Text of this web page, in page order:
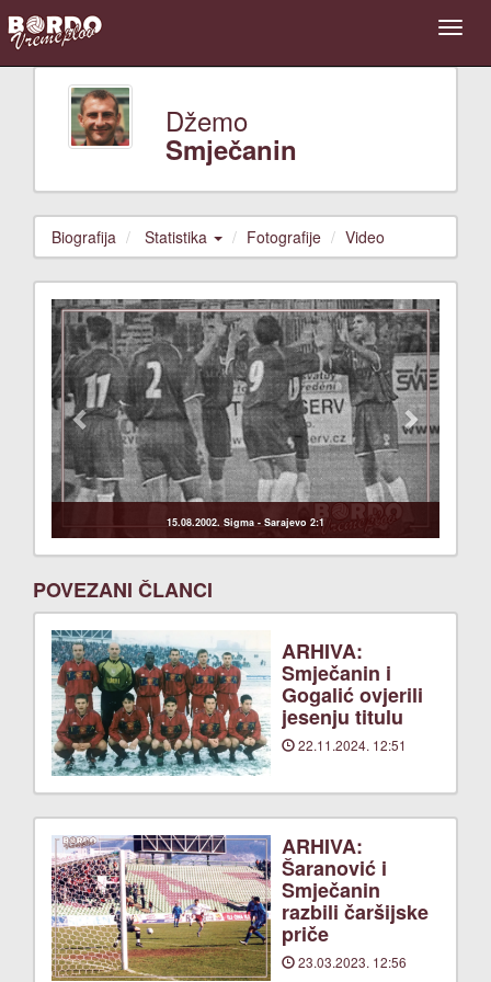
Džemo
Smječanin
Biografija Statistika Fotografije Video
15.08.2002. Sigma - Sarajevo 2:1
Previous Next
POVEZANI ČLANCI
ARHIVA:
Smječanin i
Gogalić ovjerili
jesenju titulu
22.11.2024. 12:51
ARHIVA:
Šaranović i
Smječanin
razbili čaršijske
priče
23.03.2023. 12:56